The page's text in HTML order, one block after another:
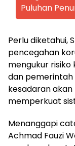
Puluhan
Perlu diketahui,
pencegahan
mengukur risiko
dan pemerintah
kesadaran
memperkuat
Menanggapi
Achmad Fauzi